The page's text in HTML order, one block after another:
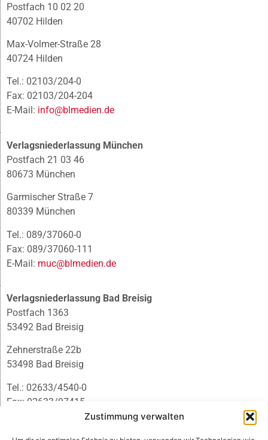
Zustimmung verwalten
Postfach 10 02 20
40702 Hilden
Max-Volmer-Straße 28
40724 Hilden
Tel.: 02103/204-0
Fax: 02103/204-204
E-Mail: info@blmedien.de
Verlagsniederlassung München
Postfach 21 03 46
80673 München
Garmischer Straße 7
80339 München
Tel.: 089/37060-0
Fax: 089/37060-111
E-Mail: muc@blmedien.de
Verlagsniederlassung Bad Breisig
Postfach 1363
53492 Bad Breisig
Zehnerstraße 22b
53498 Bad Breisig
Tel.: 02633/4540-0
Fax: 02633/97415
infobb@blmedien.de